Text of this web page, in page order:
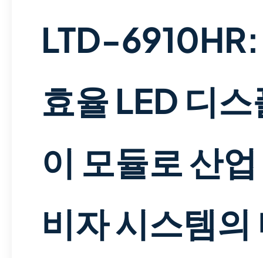
LTD-
효율 LED 디
이 모듈로 산
비자 시스템의